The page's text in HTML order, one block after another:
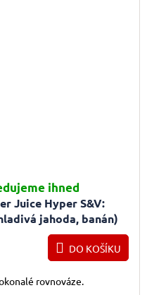
Juice Hyper S&V:
jahoda, banán)
z 5 hvězdiček.
ihned
DO KOŠÍKU
rovnováze.